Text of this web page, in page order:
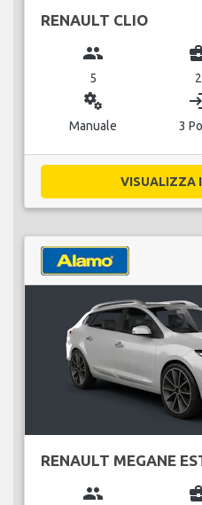
RENAULT CLIO
group
5 2
miscellaneous_services
Manuale 3
VISUALIZZA
RENAULT MEGANE
group